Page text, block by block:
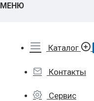
МЕНЮ
Каталог
Контакты
Сервис